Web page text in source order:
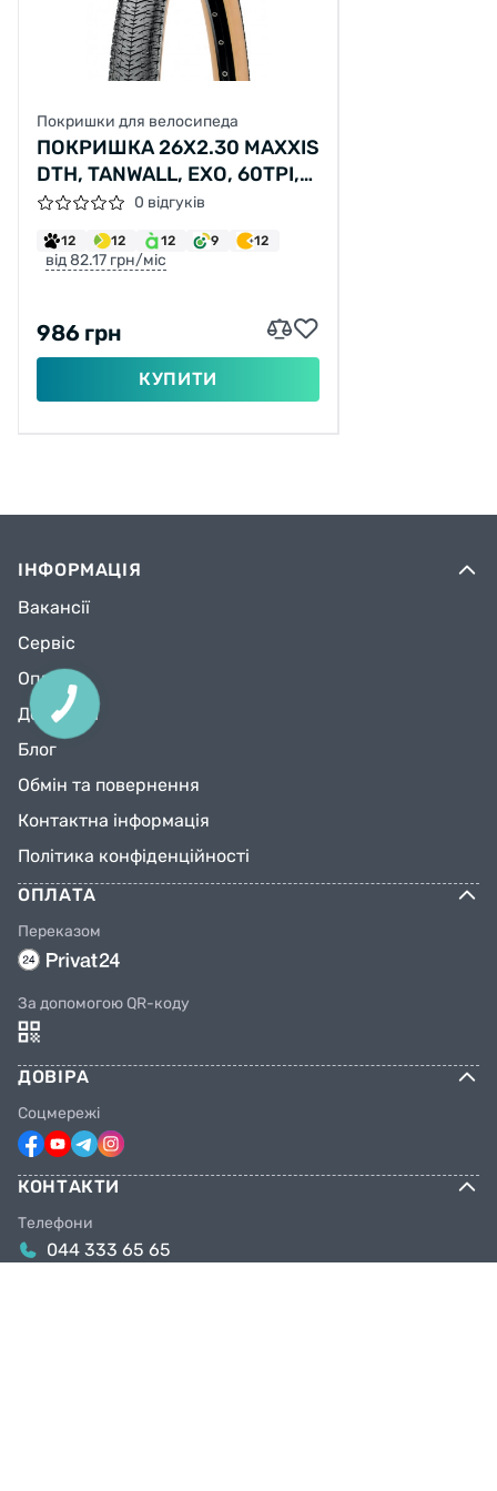
Покришки для велосипеда
ПОКРИШКА 26X2.30 MAXXIS
DTH, TANWALL, EXO, 60TPI,
60A
0 відгуків
12 12 12 9 12
від 82.17 грн/міс
986 грн
КУПИТИ
ІНФОРМАЦІЯ
Вакансії
Сервіс
Оплата
Доставка
Блог
Обмін та повернення
Контактна інформація
Політика конфіденційності
ОПЛАТА
Переказом
За допомогою QR-коду
ДОВІРА
Соцмережі
КОНТАКТИ
Телефони
044 333 65 65
КНОПКА
ЗВ'ЯЗКУ